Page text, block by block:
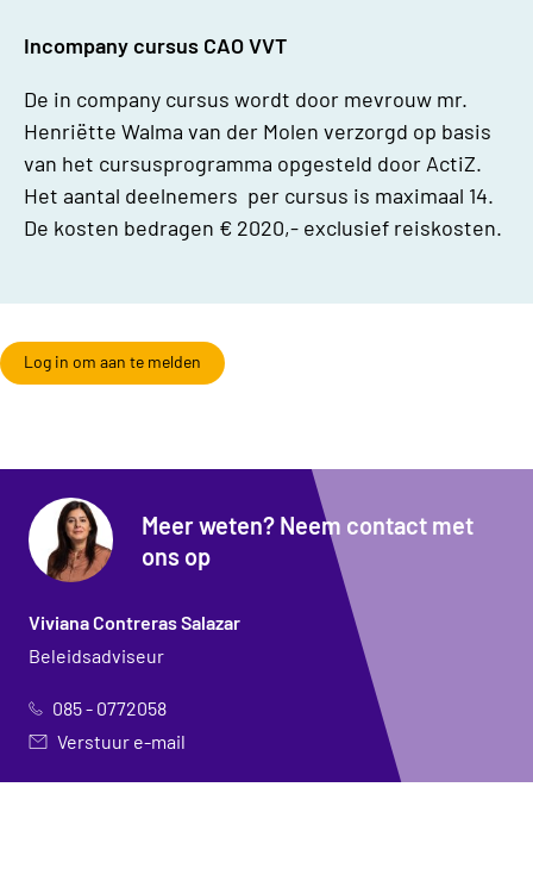
Incompany cursus CAO VVT
De in company cursus wordt door mevrouw mr.
Henriëtte Walma van der Molen verzorgd op basis
van het cursusprogramma opgesteld door ActiZ.
Het aantal deelnemers per cursus is maximaal 14.
De kosten bedragen € 2020,- exclusief reiskosten.
Log in om aan te melden
Meer weten? Neem contact met
ons op
Viviana Contreras Salazar
Beleidsadviseur
085 - 0772058
Verstuur e-mail